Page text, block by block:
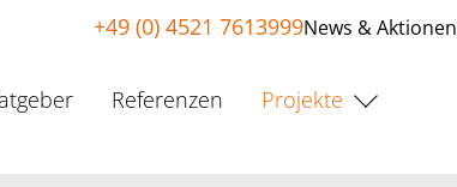
+49 (0) 4521 7613999News & Aktionen
Referenzen Projekte